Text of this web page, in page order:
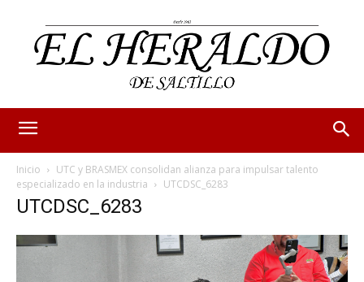
Inicio
UTC y BRASMEX consolidan alianza para impulsar talento
especializado en la industria
UTCDSC_6283
UTCDSC_6283